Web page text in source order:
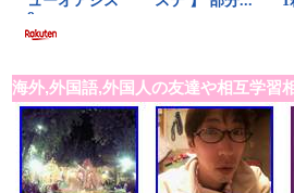
海外,外国語,外国人の友達や相互学習